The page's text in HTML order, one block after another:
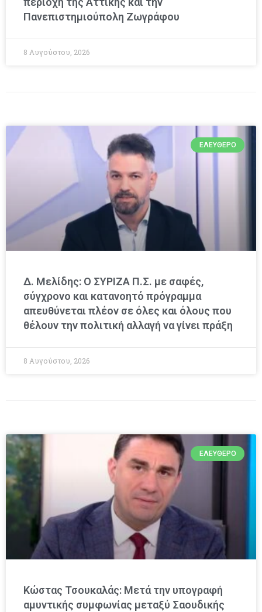
Πανεπιστημιούπολη Ζωγράφου
8 Αυγούστου, 2026
ΕΛΕΎΘΕΡΟ
Δ. Μελίδης: Ο ΣΥΡΙΖΑ Π.Σ. με σαφές,
σύγχρονο και κατανοητό πρόγραμμα
απευθύνεται πλέον σε όλες και όλους που
θέλουν την πολιτική αλλαγή να γίνει πράξη
8 Αυγούστου, 2026
ΕΛΕΎΘΕΡΟ
Κώστας Τσουκαλάς: Μετά την υπογραφή
αμυντικής συμφωνίας μεταξύ Σαουδικής